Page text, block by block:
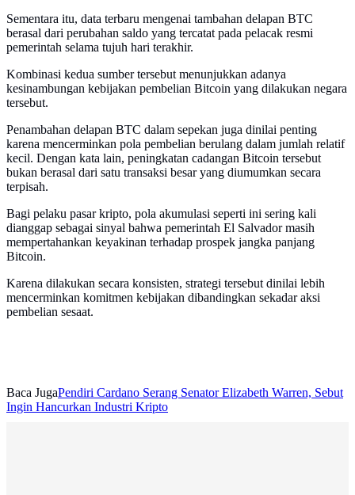
Sementara itu, data terbaru mengenai tambahan delapan BTC
berasal dari perubahan saldo yang tercatat pada pelacak resmi
pemerintah selama tujuh hari terakhir.
Kombinasi kedua sumber tersebut menunjukkan adanya
kesinambungan kebijakan pembelian Bitcoin yang dilakukan negara
tersebut.
Penambahan delapan BTC dalam sepekan juga dinilai penting
karena mencerminkan pola pembelian berulang dalam jumlah relatif
kecil. Dengan kata lain, peningkatan cadangan Bitcoin tersebut
bukan berasal dari satu transaksi besar yang diumumkan secara
terpisah.
Bagi pelaku pasar kripto, pola akumulasi seperti ini sering kali
dianggap sebagai sinyal bahwa pemerintah El Salvador masih
mempertahankan keyakinan terhadap prospek jangka panjang
Bitcoin.
Karena dilakukan secara konsisten, strategi tersebut dinilai lebih
mencerminkan komitmen kebijakan dibandingkan sekadar aksi
pembelian sesaat.
Baca JugaPendiri Cardano Serang Senator Elizabeth Warren, Sebut
Ingin Hancurkan Industri Kripto